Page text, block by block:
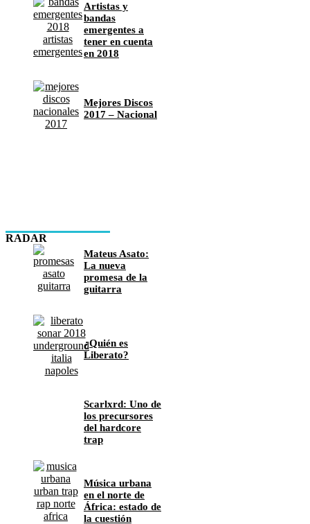
Artistas y
bandas
emergentes a
tener en cuenta
en 2018
Mejores Discos
2017 – Nacional
RADAR
Mateus Asato:
La nueva
promesa de la
guitarra
¿Quién es
Liberato?
Scarlxrd: Uno de
los precursores
del hardcore
trap
Música urbana
en el norte de
África: estado de
la cuestión